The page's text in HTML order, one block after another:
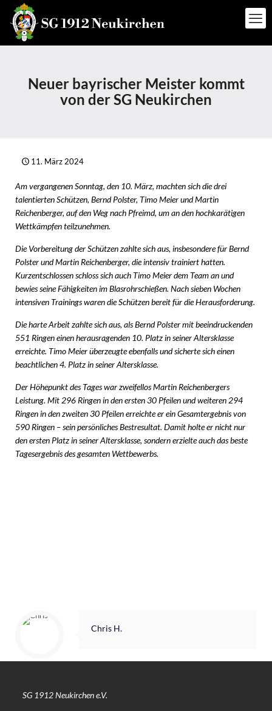
Neuer bayrischer Meister kommt
von der SG Neukirchen
11. März 2024
Am vergangenen Sonntag, den 10. März, machten sich die drei
talentierten Schützen, Bernd Polster, Timo Meier und Martin
Reichenberger, auf den Weg nach Pfreimd, um an den hochkarätigen
Wettkämpfen teilzunehmen.
Die Vorbereitung der Schützen zahlte sich aus, insbesondere für Bernd
Polster und Martin Reichenberger, die intensiv trainiert hatten.
Kurzentschlossen schloss sich auch Timo Meier dem Team an und
bewies seine Fähigkeiten im Blasrohrschießen. Nach sieben Wochen
intensiven Trainings waren die Schützen bereit für die Herausforderung.
Die harte Arbeit zahlte sich aus, als Bernd Polster mit beeindruckenden
551 Ringen einen herausragenden 10. Platz in seiner Altersklasse
erreichte. Timo Meier überzeugte ebenfalls und sicherte sich einen
beachtlichen 4. Platz in seiner Altersklasse.
Der Höhepunkt des Tages war zweifellos Martin Reichenbergers
Leistung. Mit 296 Ringen in den ersten 30 Pfeilen und weiteren 294
Ringen in den zweiten 30 Pfeilen erreichte er ein Gesamtergebnis von
590 Ringen – sein persönliches Bestresultat. Damit holte er nicht nur
den ersten Platz in seiner Altersklasse, sondern erzielte auch das beste
Tagesergebnis des gesamten Wettbewerbs.
Chris H.
SG 1912 Neukirchen e.V.